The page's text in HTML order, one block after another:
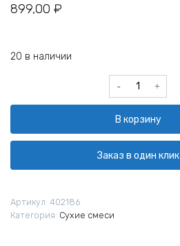
899,00 ₽
20 в наличии
Количество
товара
адгезионный
Грида
Бетон-
Контакт
розовый
В корзину
Заказ в один клик
Артикул: 402186
Категория: Сухие смеси